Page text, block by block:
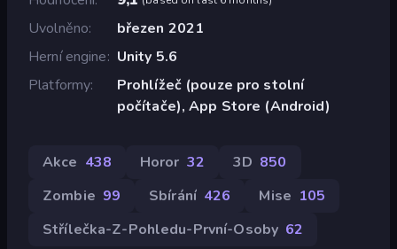
Uvolněno
březen 2021
Herní engine
Unity 5.6
Platformy
Prohlížeč (pouze pro stolní
počítače), App Store (Android)
Akce 438 Horor 32 3D 850
Zombie 99 Sbírání 426 Mise 105
Střílečka-Z-Pohledu-První-Osoby 62